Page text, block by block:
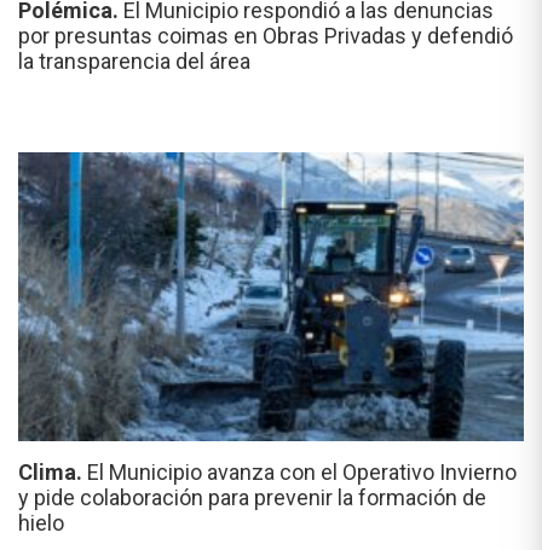
Polémica. El Municipio respondió a las denuncias
por presuntas coimas en Obras Privadas y defendió
la transparencia del área
Clima. El Municipio avanza con el Operativo Invierno
y pide colaboración para prevenir la formación de
hielo